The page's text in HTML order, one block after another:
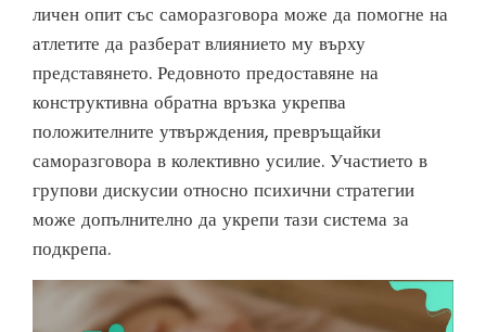
личен опит със саморазговора може да помогне на
атлетите да разберат влиянието му върху
представянето. Редовното предоставяне на
конструктивна обратна връзка укрепва
положителните утвърждения, превръщайки
саморазговора в колективно усилие. Участието в
групови дискусии относно психични стратегии
може допълнително да укрепи тази система за
подкрепа.